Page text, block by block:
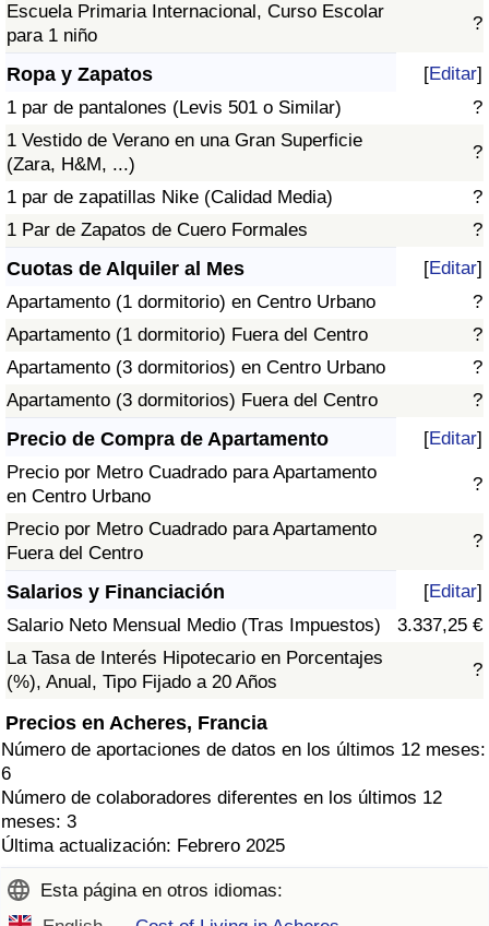
Escuela Primaria Internacional, Curso Escolar
para 1 niño
?
Ropa y Zapatos [Editar]
1 par de pantalones (Levis 501 o Similar)
?
1 Vestido de Verano en una Gran Superficie
(Zara, H&M, ...)
?
1 par de zapatillas Nike (Calidad Media)
?
1 Par de Zapatos de Cuero Formales
?
Cuotas de Alquiler al Mes [Editar]
Apartamento (1 dormitorio) en Centro Urbano
?
Apartamento (1 dormitorio) Fuera del Centro
?
Apartamento (3 dormitorios) en Centro Urbano
?
Apartamento (3 dormitorios) Fuera del Centro
?
Precio de Compra de Apartamento [Editar]
Precio por Metro Cuadrado para Apartamento
en Centro Urbano
?
Precio por Metro Cuadrado para Apartamento
Fuera del Centro
?
Salarios y Financiación [Editar]
Salario Neto Mensual Medio (Tras Impuestos)
3.337,25 €
La Tasa de Interés Hipotecario en Porcentajes
(%), Anual, Tipo Fijado a 20 Años
?
Precios en Acheres, Francia
Número de aportaciones de datos en los últimos 12 meses:
6
Número de colaboradores diferentes en los últimos 12
meses: 3
Última actualización: Febrero 2025
Esta página en otros idiomas: